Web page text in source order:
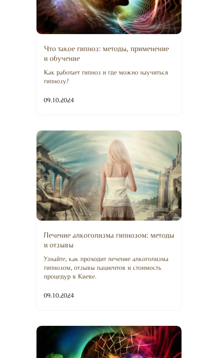
Что такое гипноз: методы, применение
и обучение
Как работает гипноз и где можно научиться
гипнозу?
09.10.2024
Лечение алкоголизма гипнозом: методы
и отзывы
Узнайте, как проходит лечение алкоголизма
гипнозом, отзывы пациентов и стоимость
процедур в Киеве.
09.10.2024